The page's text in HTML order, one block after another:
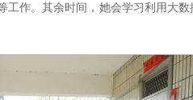
工作。其余时间，她会学习利用大